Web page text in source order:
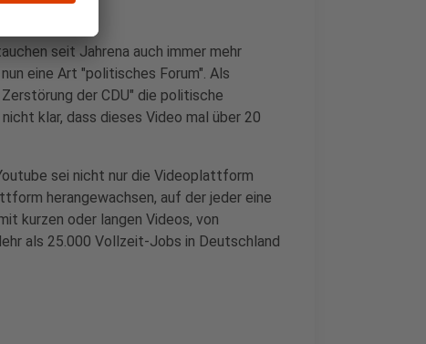
seit Jahrena auch immer mehr
eine Art "politisches Forum". Als
der CDU" die politische
klar, dass dieses Video mal über 20
sei nicht nur die Videoplattform
herangewachsen, auf der jeder eine
kurzen oder langen Videos, von
als 25.000 Vollzeit-Jobs in Deutschland